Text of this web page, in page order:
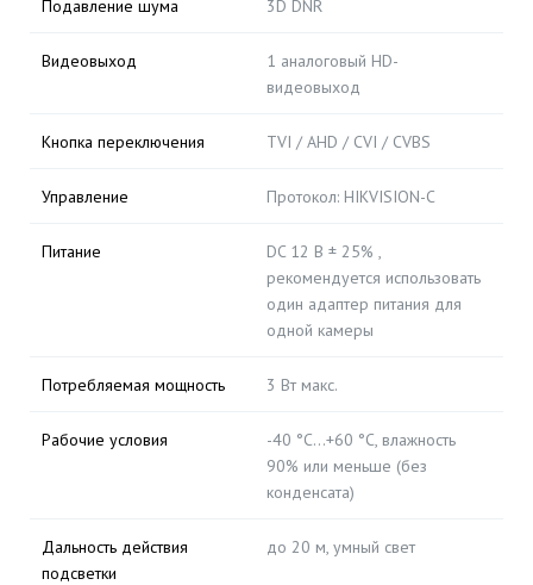
Подавление шума 3D DNR
Видеовыход
1 аналоговый HD-
видеовыход
Кнопка переключения TVI / AHD / CVI / CVBS
Управление Протокол: HIKVISION-C
Питание
DC 12 В ± 25% ,
рекомендуется использовать
один адаптер питания для
одной камеры
Потребляемая мощность 3 Вт макс.
Рабочие условия
-40 °C…+60 °C, влажность
90% или меньше (без
конденсата)
Дальность действия
подсветки
до 20 м, умный свет